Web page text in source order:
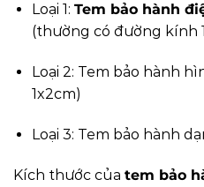
Loại 1: Tem bảo hành
(thường có đường kính
Loại 2: Tem bảo hành
1x2cm)
Loại 3: Tem bảo hành
Kích thước của tem bảo